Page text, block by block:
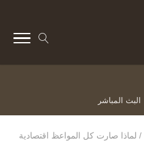
البث المباشر
/ لماذا صارت كل المواعظ اقتصادية